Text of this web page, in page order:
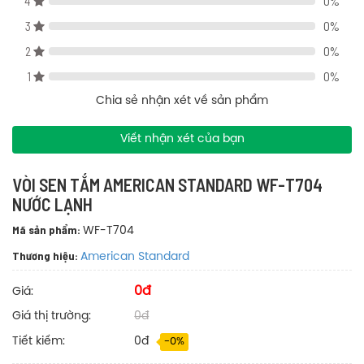
Nội thất Nhân Việt - Địa chỉ bán vòi sen tắm American Standard
WF-T704 nước lạnh uy tín TPHCM
3
0%
2
0%
1
0%
Chia sẻ nhận xét về sản phẩm
Viết nhận xét của bạn
VÒI SEN TẮM AMERICAN STANDARD WF-T704
NƯỚC LẠNH
Mã sản phẩm: WF-T704
Thương hiệu: American Standard
Giá: 0đ
Giá thị trường: 0đ
Tiết kiếm: 0đ -0%